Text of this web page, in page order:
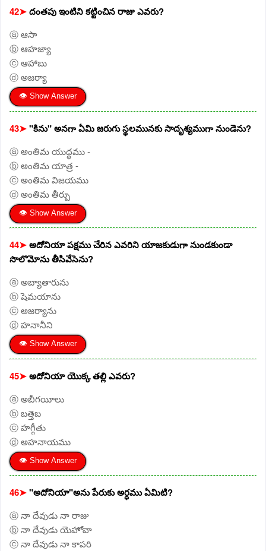
42➤దంతపు ఇంటిని కట్టించిన రాజు ఎవరు?
ⓐ ఆసా
ⓑ ఆహజ్యా
ⓒ ఆహాబు
ⓓ అజర్యా
👁 Show Answer
43➤"కిను" అనగా ఏమి జరుగు స్థలమునకు సాదృశ్యముగా నుండెను?
ⓐ అంతిమ యుద్ధము -
ⓑ అంతిమ యాత్ర -
ⓒ అంతిమ విజయము
ⓓ అంతిమ తీర్పు
👁 Show Answer
44➤అదోనియా పక్షము చేరిన ఎవరిని యాజకుడుగా నుండకుండా
సొలొమోను తీసివేసెను?
ⓐ అబ్యాతారును
ⓑ షెమయాను
ⓒ అజర్యాను
ⓓ హనానీని
👁 Show Answer
45➤అదోనియా యొక్క తల్లి ఎవరు?
ⓐ అబీగయీలు
ⓑ బత్తెబ
ⓒ హగ్గీతు
ⓓ అహనాయము
👁 Show Answer
46➤"అదోనియా"అను పేరుకు అర్ధము ఏమిటి?
ⓐ నా దేవుడు నా రాజు
ⓑ నా దేవుడు యెహోవా
ⓒ నా దేవుడు నా కాపరి